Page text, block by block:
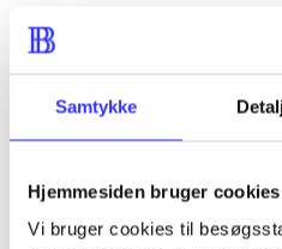
Samtykke
Hjemmesiden bruger cookies
Vi bruger cookies til
Indhold
Seneste udgave, bog
Bd. 1: Det konkretes
baseret studie af